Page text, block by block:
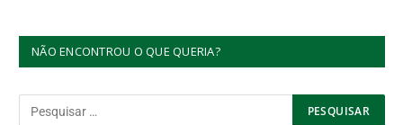
NÃO ENCONTROU O QUE QUERIA?